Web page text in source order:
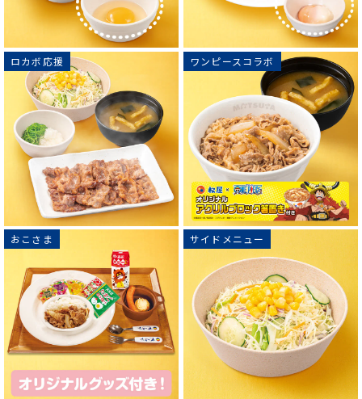
ロカボ応援 ワンピースコラボ
おこさま サイドメニュー